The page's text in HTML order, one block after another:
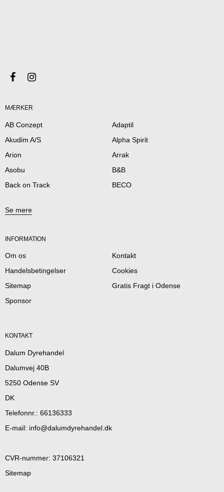
MÆRKER
AB Conzept
Adaptil
Akudim A/S
Alpha Spirit
Arion
Arrak
Asobu
B&B
Back on Track
BECO
Se mere
INFORMATION
Om os
Kontakt
Handelsbetingelser
Cookies
Sitemap
Gratis Fragt i Odense
Sponsor
KONTAKT
Dalum Dyrehandel
Dalumvej 40B
5250 Odense SV
DK
Telefonnr.: 66136333
E-mail: info@dalumdyrehandel.dk
CVR-nummer: 37106321
Sitemap